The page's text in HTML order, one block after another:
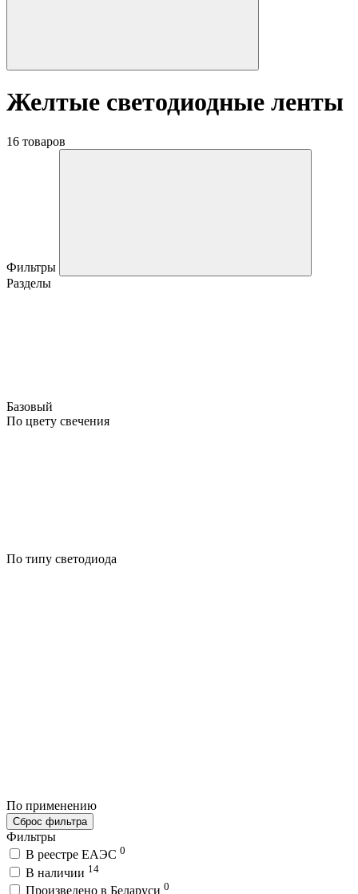
Желтые светодиодные ленты
16 товаров
Фильтры
Разделы
Базовый
По цвету свечения
По типу светодиода
По применению
Сброс фильтра
Фильтры
В реестре ЕАЭС 0
В наличии 14
Произведено в Беларуси 0